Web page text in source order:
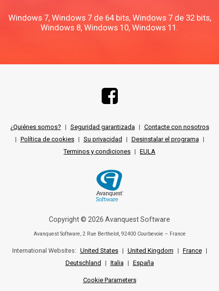
Windows 7, Windows 7 de 64 bits, Windows 7 de 32 bits,
Windows 8, Windows 10, Windows 11.
¿Quiénes somos? | Seguridad garantizada | Contacte con nosotros
| Política de cookies | Su privacidad | Desinstalar el programa |
Terminos y condiciones | EULA
Copyright © 2026 Avanquest Software
Avanquest Software, 2 Rue Berthelot, 92400 Courbevoie – France
International Websites: United States | United Kingdom | France |
Deutschland
| Italia | España
Cookie Parameters